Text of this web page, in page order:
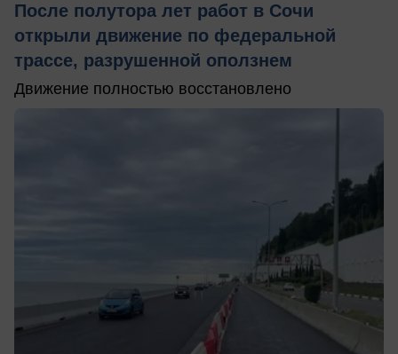
После полутора лет работ в Сочи
открыли движение по федеральной
трассе, разрушенной оползнем
Движение полностью восстановлено